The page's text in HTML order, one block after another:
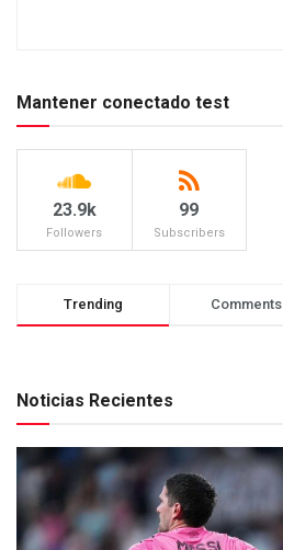
Mantener conectado test
23.9k
Followers
99
Subscribers
Trending Comments
Noticias Recientes